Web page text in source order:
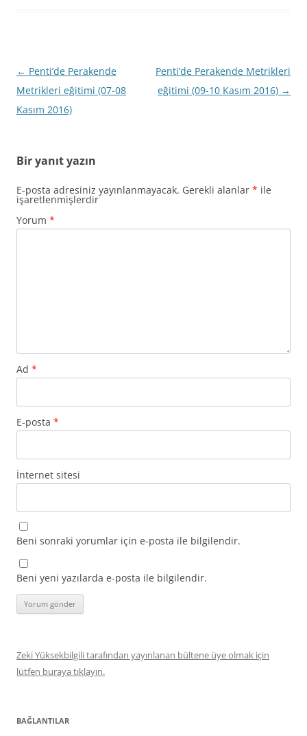
Yazı
dolaşımı
← Penti’de Perakende
Metrikleri eğitimi (07-08
Kasım 2016)
Penti’de Perakende Metrikleri
eğitimi (09-10 Kasım 2016) →
Bir yanıt yazın
E-posta adresiniz yayınlanmayacak. Gerekli alanlar * ile
işaretlenmişlerdir
Yorum *
Ad *
E-posta *
İnternet sitesi
Beni sonraki yorumlar için e-posta ile bilgilendir.
Beni yeni yazılarda e-posta ile bilgilendir.
Zeki Yüksekbilgili tarafından yayınlanan bültene üye olmak için
lütfen buraya tıklayın.
BAĞLANTILAR